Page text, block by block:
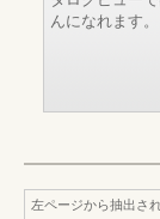
んになれます。
左ページから抽出さ